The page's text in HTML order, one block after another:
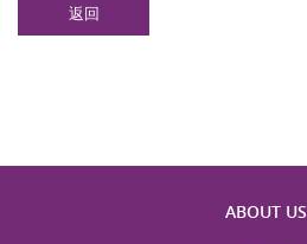
返回
ABOUT US